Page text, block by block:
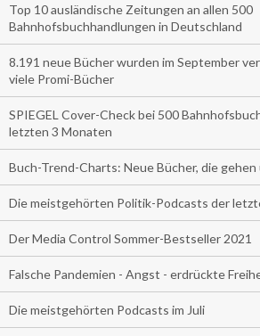
Top 10 ausländische Zeitungen an allen 500
Bahnhofsbuchhandlungen in Deutschland
8.191 neue Bücher wurden im September
viele Promi-Bücher
SPIEGEL Cover-Check bei 500
letzten 3 Monaten
Buch-Trend-Charts: Neue Bücher, die
Die meistgehörten Politik-Podcasts der
Der Media Control Sommer-Bestseller 2021
Falsche Pandemien - Angst - erdrückte
Die meistgehörten Podcasts im Juli